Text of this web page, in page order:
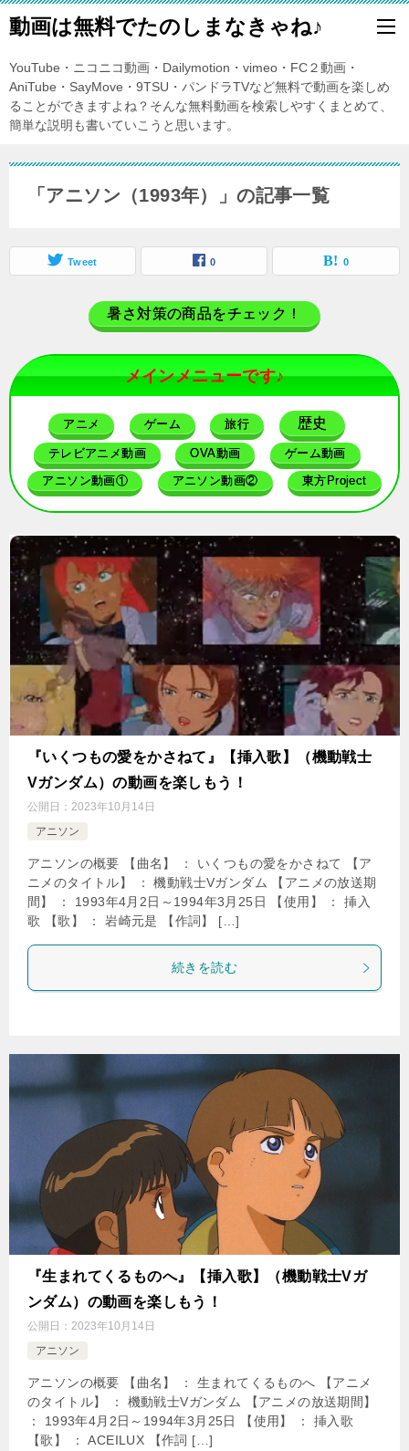
動画は無料でたのしまなきゃね♪
YouTube・ニコニコ動画・Dailymotion・vimeo・FC２動画・
AniTube・SayMove・9TSU・パンドラTVなど無料で動画を楽しめ
ることができますよね？そんな無料動画を検索しやすくまとめて、
簡単な説明も書いていこうと思います。
「アニソン（1993年）」の記事一覧
Tweet 0 0
暑さ対策の商品をチェック！
メインメニューです♪
アニメ ゲーム 旅行 歴史
テレビアニメ動画 OVA動画 ゲーム動画
アニソン動画① アニソン動画② 東方Project
『いくつもの愛をかさねて』【挿入歌】（機動戦士
Vガンダム）の動画を楽しもう！
公開日： 2023年10月14日
アニソン
アニソンの概要 【曲名】 ： いくつもの愛をかさねて 【ア
ニメのタイトル】 ： 機動戦士Vガンダム 【アニメの放送期
間】 ： 1993年4月2日～1994年3月25日 【使用】 ： 挿入
歌 【歌】 ： 岩崎元是 【作詞】 […]
続きを読む
『生まれてくるものへ』【挿入歌】（機動戦士Vガ
ンダム）の動画を楽しもう！
公開日： 2023年10月14日
アニソン
アニソンの概要 【曲名】 ： 生まれてくるものへ 【アニメ
のタイトル】 ： 機動戦士Vガンダム 【アニメの放送期間】
： 1993年4月2日～1994年3月25日 【使用】 ： 挿入歌
【歌】 ： ACEILUX 【作詞 […]